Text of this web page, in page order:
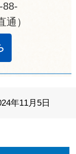
88-
）
年11月5日